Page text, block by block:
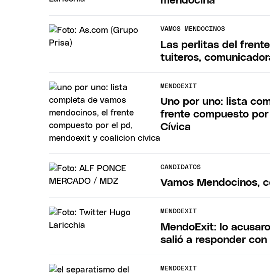
VAMOS MENDOCINOS
Las perlitas del
tuiteros,
MENDOEXIT
Uno por uno: lista
frente compuesto
Cívica
CANDIDATOS
Vamos Mendocinos,
MENDOEXIT
MendoExit: lo
salió a responder con
MENDOEXIT